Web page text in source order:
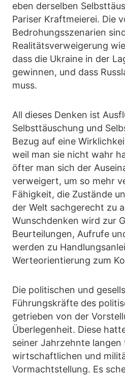
eben derselben
Pariser Kraftmeierei. Die
Bedrohungsszenarien
Realitätsverweigerung
dass die Ukraine in der
gewinnen, und dass
muss.
All dieses Denken ist
Selbsttäuschung und
Bezug auf eine
weil man sie nicht wahr
öfter man sich der
verweigert, um so mehr
Fähigkeit, die Zustände
der Welt sachgerecht zu
Wunschdenken wird zur
Beurteilungen, Aufrufe
werden zu
Werteorientierung zum
Die politischen und
Führungskräfte des
getrieben von der
Überlegenheit. Diese
seiner Jahrzehnte
wirtschaftlichen und
Vormachtstellung. Es